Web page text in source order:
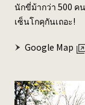
นักขี่ม้ากว่า 500 ค
เซ็นโกคุกันเถอะ!
Google Map